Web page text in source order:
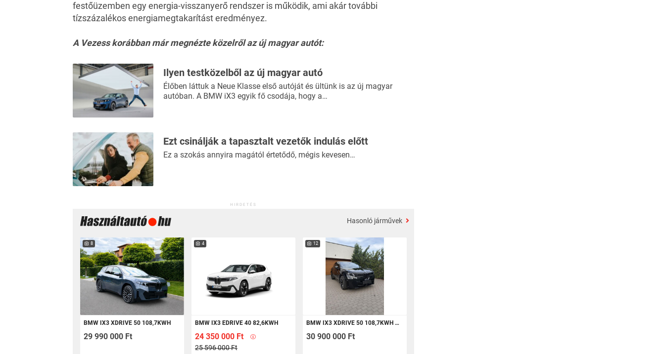
festőüzemben egy energia-visszanyerő rendszer is működik, ami akár további
tízszázalékos energiamegtakarítást eredményez.
A Vezess korábban már megnézte közelről az új magyar autót:
Ilyen testközelből az új magyar autó
Élőben láttuk a Neue Klasse első autóját és ültünk is az új magyar
autóban. A BMW iX3 egyik fő csodája, hogy a…
Ezt csinálják a tapasztalt vezetők indulás előtt
Ez a szokás annyira magától értetődő, mégis kevesen…
HIRDETÉS
Hasonló járművek
8
BMW IX3 XDRIVE 50 108,7KWH
29 990 000 Ft
4
BMW IX3 EDRIVE 40 82,6KWH
24 350 000 Ft
25 596 000 Ft
12
BMW IX3 XDRIVE 50 108,7KWH ÁFÁS
30 900 000 Ft